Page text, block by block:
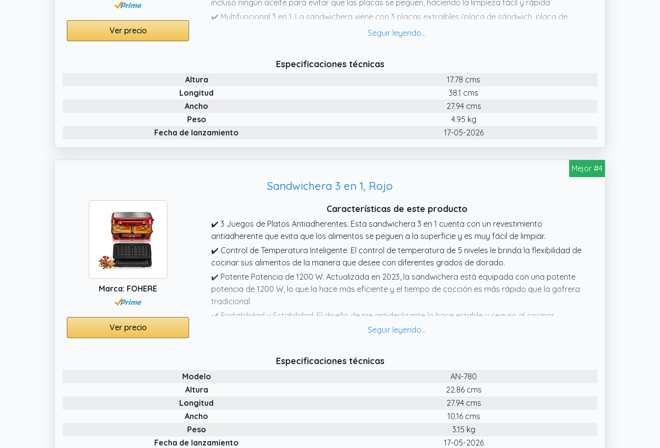
Ver precio
incluso ningún aceite para evitar que las placas se peguen, haciendo la limpieza fácil y rápida
✔️ Multifuncional 3 en 1. La sandwichera viene con 3 placas extraíbles (placa de sándwich, placa de
gofre, placa de parrilla) y puede hacer 4 sándwiches o 4 gofres, etc.
en tan sólo unos minutos, con una función de giro de 180° para un sellado uniforme en ambos lados
✔️ Garantía de calidad. Todos nuestros productos tienen rigurosos certificados europeos de calidad y
seguridad.
Especificaciones técnicas
Altura
17.78 cms
Longitud
38.1 cms
Ancho
27.94 cms
Peso
4.95 kg
Fecha de lanzamiento
17-05-2026
Mejor #4
Sandwichera 3 en 1, Rojo
Marca: FOHERE
Ver precio
Características de este producto
✔️ 3 Juegos de Platos Antiadherentes. Esta sandwichera 3 en 1 cuenta con un revestimiento
antiadherente que evita que los alimentos se peguen a la superficie y es muy fácil de limpiar.
✔️ Control de Temperatura Inteligente. El control de temperatura de 5 niveles le brinda la flexibilidad de
cocinar sus alimentos de la manera que desee con diferentes grados de dorado.
✔️ Potente Potencia de 1200 W. Actualizada en 2023, la sandwichera está equipada con una potente
potencia de 1200 W, lo que la hace más eficiente y el tiempo de cocción es más rápido que la gofrera
tradicional.
✔️ Portabilidad y Estabilidad. El diseño de pie antideslizante lo hace estable y seguro al cocinar.
✔️ Seguro de Usar. La superficie de la sandwichera está hecha de acero inoxidable, que presenta
Especificaciones técnicas
Modelo
AN-780
Altura
22.86 cms
Longitud
27.94 cms
Ancho
10.16 cms
Peso
3.15 kg
Fecha de lanzamiento
17-05-2026